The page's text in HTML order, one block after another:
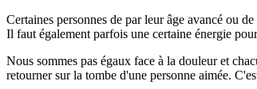
Certaines personnes de par leur âge avancé ou
Il faut également parfois une certaine énergie
Nous sommes pas égaux face à la douleur et
retourner sur la tombe d'une personne aimée.